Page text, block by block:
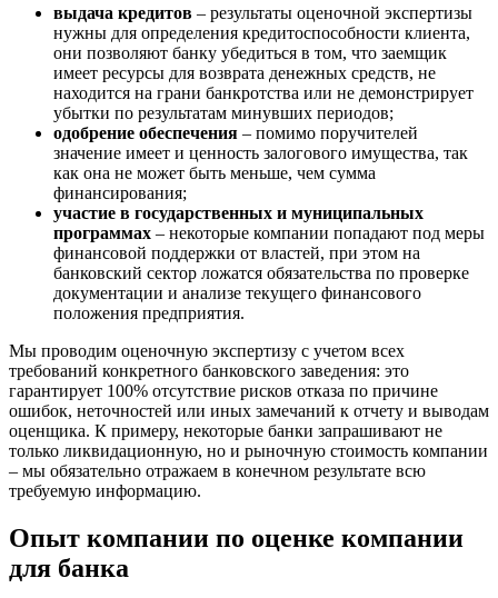
выдача кредитов – результаты оценочной экспертизы
нужны для определения кредитоспособности клиента,
они позволяют банку убедиться в том, что заемщик
имеет ресурсы для возврата денежных средств, не
находится на грани банкротства или не демонстрирует
убытки по результатам минувших периодов;
одобрение обеспечения – помимо поручителей
значение имеет и ценность залогового имущества, так
как она не может быть меньше, чем сумма
финансирования;
участие в государственных и муниципальных
программах – некоторые компании попадают под меры
финансовой поддержки от властей, при этом на
банковский сектор ложатся обязательства по проверке
документации и анализе текущего финансового
положения предприятия.
Мы проводим оценочную экспертизу с учетом всех
требований конкретного банковского заведения: это
гарантирует 100% отсутствие рисков отказа по причине
ошибок, неточностей или иных замечаний к отчету и выводам
оценщика. К примеру, некоторые банки запрашивают не
только ликвидационную, но и рыночную стоимость компании
– мы обязательно отражаем в конечном результате всю
требуемую информацию.
Опыт компании по оценке компании
для банка
Великие Луки
Великий Новгород
Великий Устюг
Верещагино
Верхний Уфалей
Верхняя Пышма
Верхняя Салда
Владивосток
Владикавказ
Владимир
Волгодонск
Волжск
Волжский
Вологда
Волоколамск
Волосово
Волхов
Вольск
Воронеж